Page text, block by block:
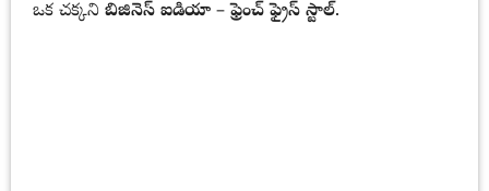
ఒక చక్కని బిజినెస్ ఐడియా – ఫ్రెంచ్ ఫ్రైస్ స్టాల్.